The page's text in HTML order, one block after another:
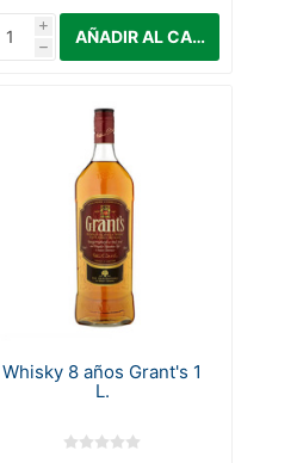
i
h
Whisky 8 años Grant's 1
L.